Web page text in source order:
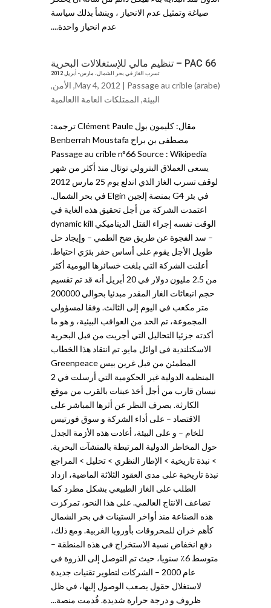
صياغة وتمثيل عدم الانحياز ، وينشأ بذلك سياسة
عدم انحياز واحدة....
PAC 66 – تنظيم مالي للإستغلالات البحرية
تسرب الغاز في بحر الشمال، مارس- أبريل 2012
May 4, 2012 | Passage au crible (arabe)
, الأمن,
البيئة, الممتلكات العامة اﺍلعالمية
مقال: كليمون بول Clément Paule ترجمة:
مصطفى بن براح Benberrah Moustafa
Passage au crible n°66 Source : Wikipedia
يسعى العملاق البترولي توتال منذ أكثر من شهر
لوقف تسرب الغاز الذي اندلع يوم 25 مارس 2012
في بئر G4 بمنصة إلجين Elgin في بحر الشمال.
اعتمدت الشركة من أجل تحقيق هذه الغاية في
الوقت نفسه إجراء القتل الديناميكي dynamic kill
– سد الفجوة عن طريق ضخ الطمي – وإيجاد حل
طويل الأجل يقوم على أساس حفر بئرَي احتياط.
أعلنت الشركة التي بلغت خسائرها اليومية أكثر
من 2.5 مليون دولار في 20 أبريل أنه قد تم تقسيم
حجم انبعاثات الغاز المقدر مبدئيا بحوالي 200000
متر مكعب في اليوم إلى الثالث. وفقا لمسؤولي
المجموعة، تم الحد من العواقب البيئية، و هو ما
أكدته جزئيا التحاليل التي أجريت من قبل البحرية
الاسكتلندية فى اوائل مايو. تم انتقاد هذا الخطاب
المطمئن من قبل غرين بيس Greenpeace
المنظمة الدولية غير الحكومية التي أرسلت في 2
نيسان قارب من أجل أخذ عينات بالقرب من موقع
الكارثة. بصرف النظر عن أثرها المباشر على
الاقتصاد – على أداء الشركة و سوق فورتيس
للخام – و على البيئة، أعادت هذه الأزمة الجدل
حول المخاطر الدولية المرتبطة بالمنشآت البحرية.
> نبذة تاريخية > الإطار النظري > تحليل > المراجع
نبذة تاريخية على مدى العقود الثلاثة الماضية، ازداد
الطلب على الغاز الطبيعي بشكل مطرد كما
تضاعف الانتاج العالمي. على هذا النحو، تمركزت
هذه الصناعة منذ أواخر الستينات في بحر الشمال
كأهم خزان للمحروقات بأوروبا الغربية. ومع ذلك،
دفع انخفاض نسبة الاستخراج في هذه المنطقة –
متوسط 6٪ سنويا، حيث تم التوصل إلى الذروة في
عام 2000 – الشركات لتطوير تقنيات جديدة
لاستغلال حقول يصعب الوصول إليها، في ظل
ظروف و درجة حرارة شديدة. قُدمت منصة...